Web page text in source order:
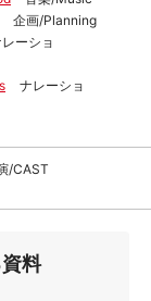
企画/Planning
ーショ
ナレーショ
/CAST
料